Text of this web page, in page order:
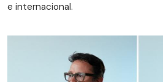
e internacional.